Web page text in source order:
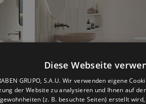
Diese Webseite
GRUPO, S.A.U. Wir verwenden eigene
der Website zu analysieren und Ihnen auf
(z. B. besuchte Seiten) erstellt